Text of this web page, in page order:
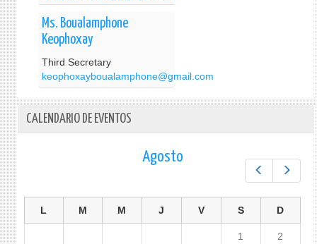
Ms. Boualamphone
Keophoxay
Third Secretary
keophoxayboualamphone@gmail.com
CALENDARIO DE EVENTOS
Agosto
L M M J V S D
1 2